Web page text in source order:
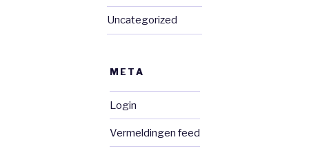
Uncategorized
META
Login
Vermeldingen feed